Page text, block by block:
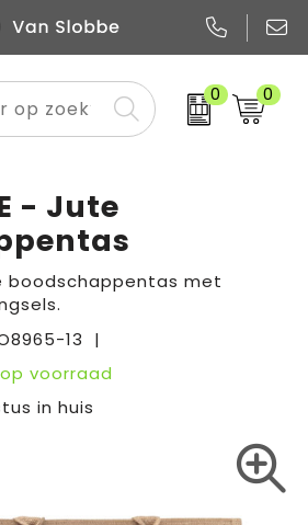
0 0
draagtassen
- Jute
boodschappentas met
13
op voorraad
in huis